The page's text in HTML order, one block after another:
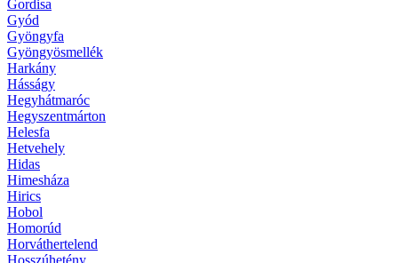
Gordisa
Gyód
Gyöngyfa
Gyöngyösmellék
Harkány
Hásságy
Hegyhátmaróc
Hegyszentmárton
Helesfa
Hetvehely
Hidas
Himesháza
Hirics
Hobol
Homorúd
Horváthertelend
Hosszúhetény